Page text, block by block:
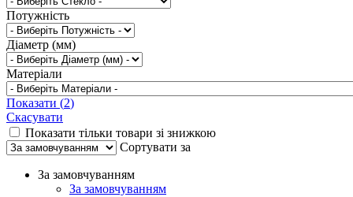
Потужність
Діаметр (мм)
Матеріали
Показати (2)
Скасувати
Показати тільки товари зі знижкою
Сортувати за
За замовчуванням
За замовчуванням